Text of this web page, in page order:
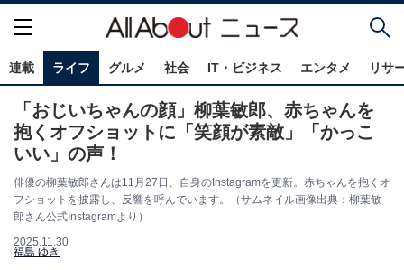
連載 ライフ グルメ 社会 IT・ビジネス エンタメ リサ
「おじいちゃんの顔」柳葉敏郎、赤ちゃんを
抱くオフショットに「笑顔が素敵」「かっこ
いい」の声！
俳優の柳葉敏郎さんは11月27日、自身のInstagramを更新。赤ちゃんを抱くオ
フショットを披露し、反響を呼んでいます。（サムネイル画像出典：柳葉敏
郎さん公式Instagramより）
2025.11.30
福島 ゆき